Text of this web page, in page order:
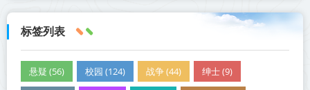
标签列表
悬疑 (56) 校园 (124) 战争 (44) 绅士 (9)